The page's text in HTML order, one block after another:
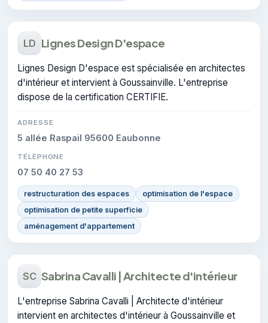
LD Lignes Design D'espace
Lignes Design D'espace est spécialisée en architectes
d'intérieur et intervient à Goussainville. L'entreprise
dispose de la certification CERTIFIE.
ADRESSE
5 allée Raspail 95600 Eaubonne
TÉLÉPHONE
07 50 40 27 53
restructuration des espaces
optimisation de l'espace
optimisation de petite superficie
aménagement d'appartement
SC Sabrina Cavalli | Architecte d'intérieur
L'entreprise Sabrina Cavalli | Architecte d'intérieur
intervient en architectes d'intérieur à Goussainville et